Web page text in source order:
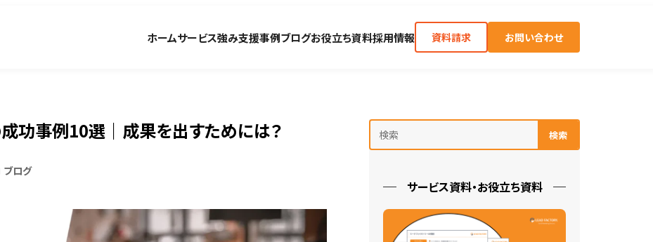
ホームサービス強み支援事例ブログお役立ち資料採用情報 資料請求 お問い合わせ
功事例10選｜成果を出すためには？
ブログ
検索
サービス資料・お役立ち資料